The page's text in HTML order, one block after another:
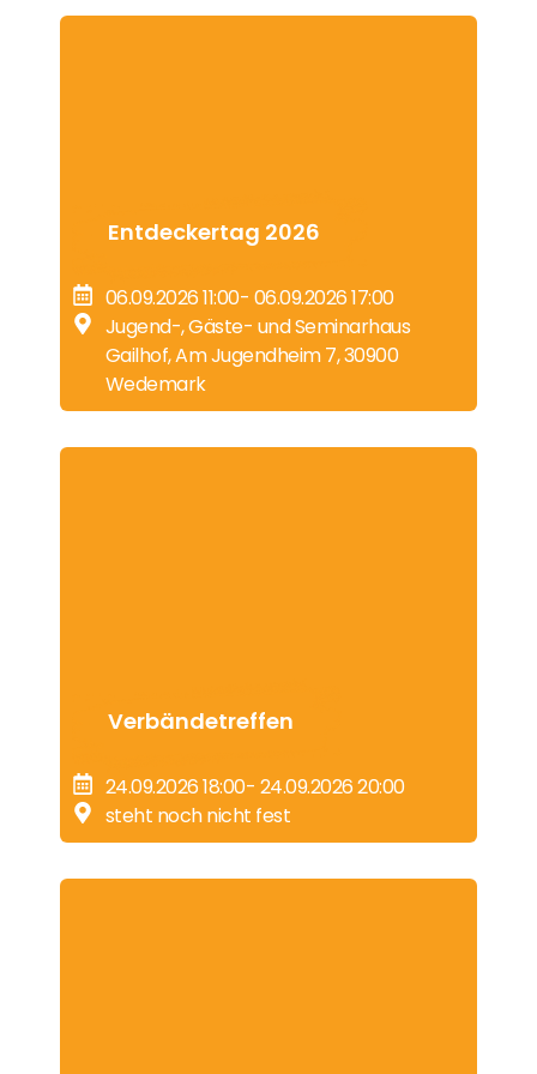
Entdeckertag 2026
06.09.2026 11:00- 06.09.2026 17:00
Jugend-, Gäste- und Seminarhaus
Gailhof, Am Jugendheim 7, 30900
Wedemark
Tourenziel 24a| Wedemark – Familienfest am
JuGS
MEHR ERFAHREN
Verbändetreffen
24.09.2026 18:00- 24.09.2026 20:00
steht noch nicht fest